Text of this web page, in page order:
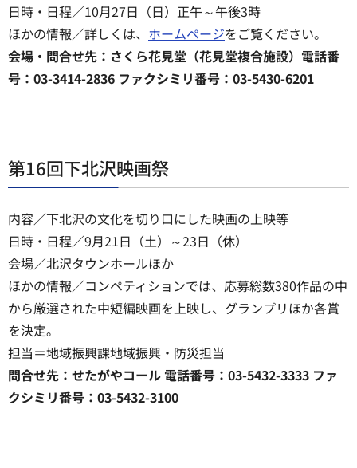
日時・日程／10月27日（日）正午～午後3時
ほかの情報／詳しくは、 ホームページをご覧ください。
会場・問合せ先：さくら花見堂（花見堂複合施設）電話番
号：03-3414-2836 ファクシミリ番号：03-5430-6201
第16回下北沢映画祭
内容／下北沢の文化を切り口にした映画の上映等
日時・日程／9月21日（土）～23日（休）
会場／北沢タウンホールほか
ほかの情報／コンペティションでは、応募総数380作品の中
から厳選された中短編映画を上映し、グランプリほか各賞
を決定。
担当＝地域振興課地域振興・防災担当
問合せ先：せたがやコール 電話番号：03-5432-3333 ファ
クシミリ番号：03-5432-3100